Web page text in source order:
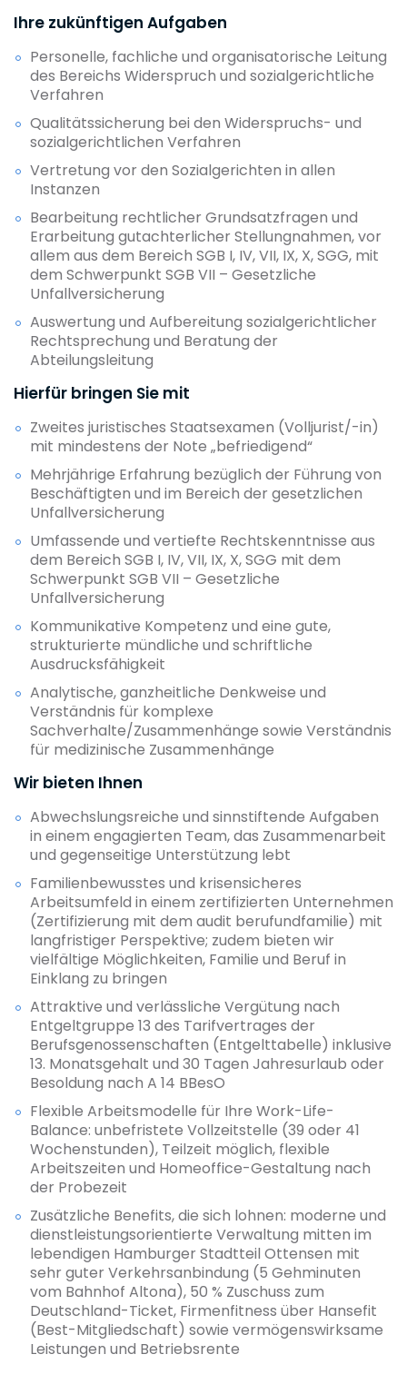
Ihre zukünftigen Aufgaben
Personelle, fachliche und organisatorische Leitung
des Bereichs Widerspruch und sozialgerichtliche
Verfahren
Qualitätssicherung bei den Widerspruchs- und
sozialgerichtlichen Verfahren
Vertretung vor den Sozialgerichten in allen
Instanzen
Bearbeitung rechtlicher Grundsatzfragen und
Erarbeitung gutachterlicher Stellungnahmen, vor
allem aus dem Bereich SGB I, IV, VII, IX, X, SGG, mit
dem Schwerpunkt SGB VII – Gesetzliche
Unfallversicherung
Auswertung und Aufbereitung sozialgerichtlicher
Rechtsprechung und Beratung der
Abteilungsleitung
Hierfür bringen Sie mit
Zweites juristisches Staatsexamen (Volljurist/-in)
mit mindestens der Note „befriedigend“
Mehrjährige Erfahrung bezüglich der Führung von
Beschäftigten und im Bereich der gesetzlichen
Unfallversicherung
Umfassende und vertiefte Rechtskenntnisse aus
dem Bereich SGB I, IV, VII, IX, X, SGG mit dem
Schwerpunkt SGB VII – Gesetzliche
Unfallversicherung
Kommunikative Kompetenz und eine gute,
strukturierte mündliche und schriftliche
Ausdrucksfähigkeit
Analytische, ganzheitliche Denkweise und
Verständnis für komplexe
Sachverhalte/Zusammenhänge sowie Verständnis
für medizinische Zusammenhänge
Wir bieten Ihnen
Abwechslungsreiche und sinnstiftende Aufgaben
in einem engagierten Team, das Zusammenarbeit
und gegenseitige Unterstützung lebt
Familienbewusstes und krisensicheres
Arbeitsumfeld in einem zertifizierten Unternehmen
(Zertifizierung mit dem audit berufundfamilie) mit
langfristiger Perspektive; zudem bieten wir
vielfältige Möglichkeiten, Familie und Beruf in
Einklang zu bringen
Attraktive und verlässliche Vergütung nach
Entgeltgruppe 13 des Tarifvertrages der
Berufsgenossenschaften (Entgelttabelle) inklusive
13. Monatsgehalt und 30 Tagen Jahresurlaub oder
Besoldung nach A 14 BBesO
Flexible Arbeitsmodelle für Ihre Work-Life-
Balance: unbefristete Vollzeitstelle (39 oder 41
Wochenstunden), Teilzeit möglich, flexible
Arbeitszeiten und Homeoffice-Gestaltung nach
der Probezeit
Zusätzliche Benefits, die sich lohnen: moderne und
dienstleistungsorientierte Verwaltung mitten im
lebendigen Hamburger Stadtteil Ottensen mit
sehr guter Verkehrsanbindung (5 Gehminuten
vom Bahnhof Altona), 50 % Zuschuss zum
Deutschland-Ticket, Firmenfitness über Hansefit
(Best-Mitgliedschaft) sowie vermögenswirksame
Leistungen und Betriebsrente